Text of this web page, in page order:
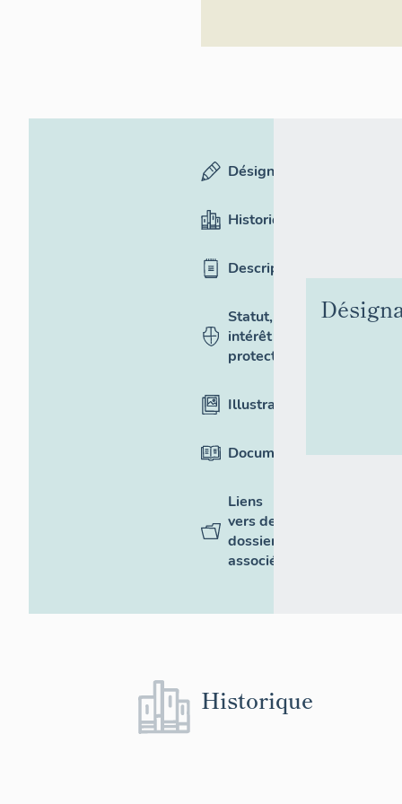
Désignation
Historique
Description
Statut,
intérêt et
protection
Illustrations
Documentation
Liens
vers des
dossiers
associés
Historique